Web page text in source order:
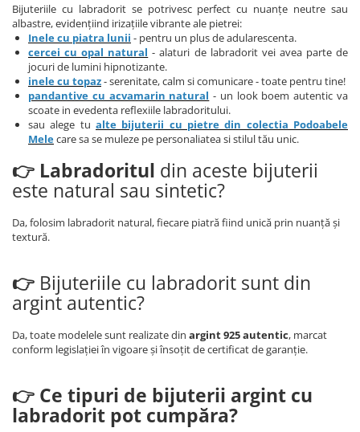
Bijuteriile cu labradorit se potrivesc perfect cu nuanțe neutre sau
albastre, evidențiind irizațiile vibrante ale pietrei:
Inele cu piatra lunii - pentru un plus de adularescenta.
cercei cu opal natural - alaturi de labradorit vei avea parte de
jocuri de lumini hipnotizante.
inele cu topaz- serenitate, calm si comunicare - toate pentru tine!
pandantive cu acvamarin natural - un look boem autentic va
scoate in evedenta reflexiile labradoritului.
sau alege tu alte bijuterii cu pietre din colectia Podoabele
Melecare sa se muleze pe personaliatea si stilul tău unic.
👉 Labradoritul din aceste bijuterii
este natural sau sintetic?
Da, folosim labradorit natural, fiecare piatră fiind unică prin nuanță și
textură.
👉 Bijuteriile cu labradorit sunt din
argint autentic?
Da, toate modelele sunt realizate din argint 925 autentic, marcat
conform legislației în vigoare și însoțit de certificat de garanție.
👉 Ce tipuri de bijuterii argint cu
labradorit pot cumpăra?